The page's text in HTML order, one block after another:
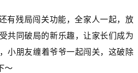
有残局闯关功能，全家人一起，放
共同破局的新乐趣，让家长们成为
小朋友缠着爷爷一起闯关，这破除
～